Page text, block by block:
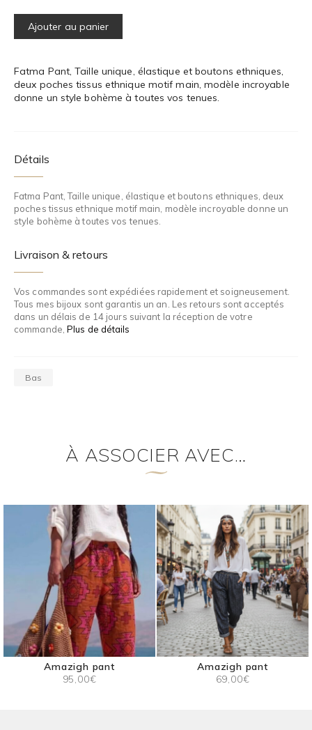
Ajouter au panier
Fatma Pant, Taille unique, élastique et boutons ethniques,
deux poches tissus ethnique motif main, modèle incroyable
donne un style bohème à toutes vos tenues.
Détails
Fatma Pant, Taille unique, élastique et boutons ethniques, deux
poches tissus ethnique motif main, modèle incroyable donne un
style bohème à toutes vos tenues.
Livraison & retours
Vos commandes sont expédiées rapidement et soigneusement.
Tous mes bijoux sont garantis un an. Les retours sont acceptés
dans un délais de 14 jours suivant la réception de votre
commande, Plus de détails
Bas
À ASSOCIER AVEC…
Amazigh pant
95,00€
Amazigh pant
69,00€